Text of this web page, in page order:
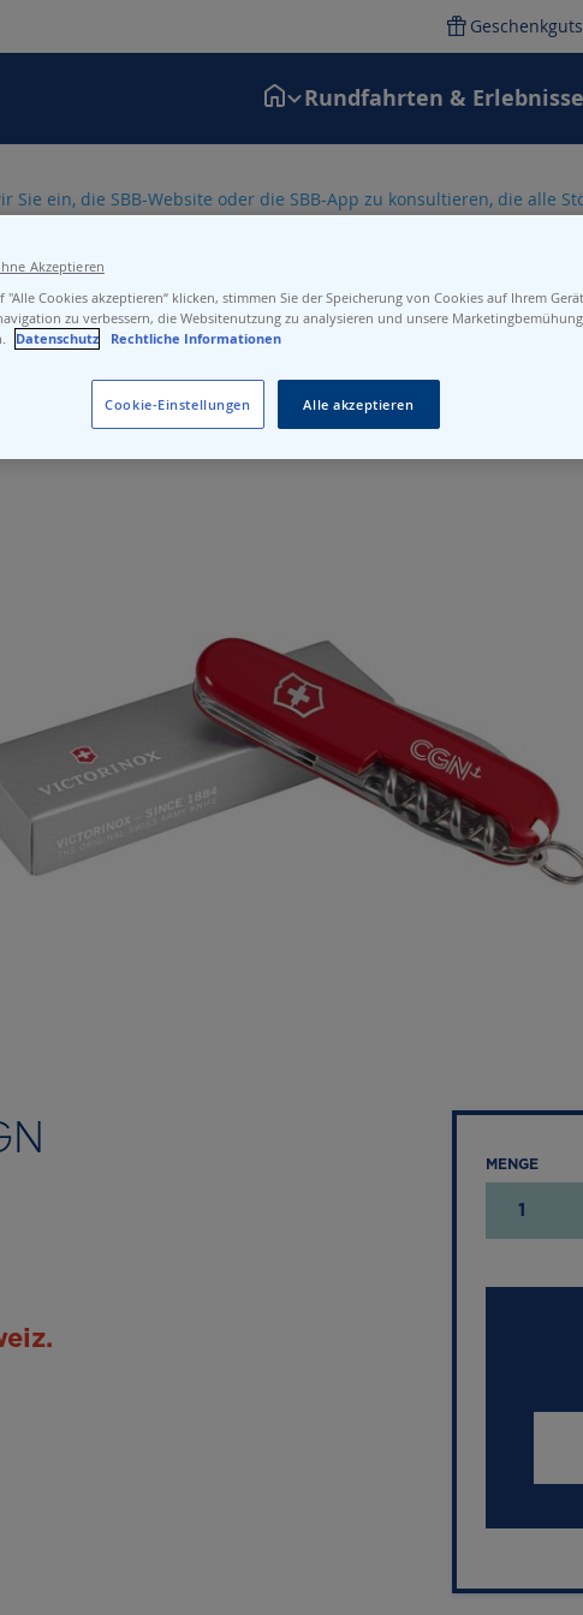
Rundfahrten & Erlebnisse
ein, die SBB-Website oder die SBB-App zu konsultieren, die alle
MENGE
1
"Alle Cookies akzeptieren“ klicken, stimmen Sie der Speicherung von Cookies auf Ihrem
zu verbessern, die Websitenutzung zu analysieren und unsere
Datenschutz Rechtliche Informationen
Cookie-Einstellungen Alle akzeptieren
Akzeptieren